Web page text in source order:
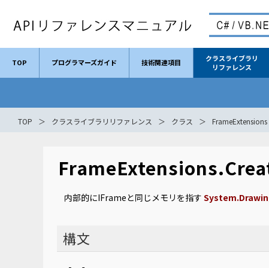
TOP プログラマーズガイド 技術関連項目
クラスライブラリ
リファレンス
TOP クラスライブラリリファレンス クラス FrameExtensions
内部的にIFrameと同じメモリを指す
構文